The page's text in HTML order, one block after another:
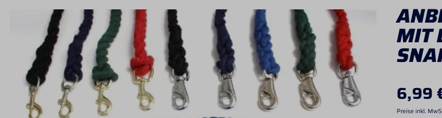
Bildergalerie überspringen
MIT
6,99
Preise inkl.